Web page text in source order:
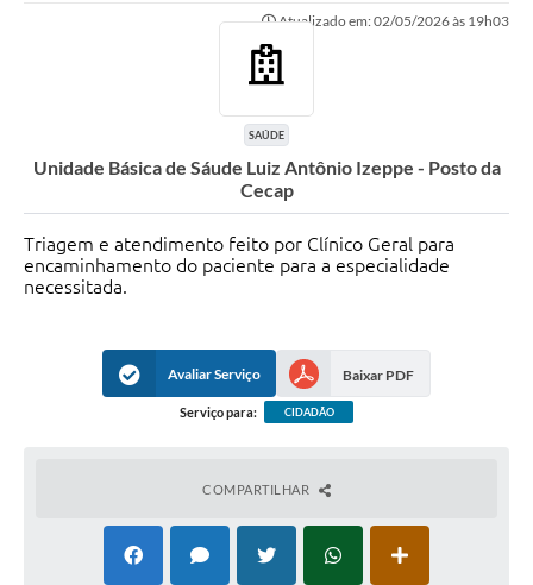
Atualizado em: 02/05/2026 às 19h03
SAÚDE
Unidade Básica de Sáude Luiz Antônio Izeppe - Posto da
Cecap
Triagem e atendimento feito por Clínico Geral para
encaminhamento do paciente para a especialidade
necessitada.
Avaliar Serviço Baixar PDF
Serviço para: CIDADÃO
COMPARTILHAR